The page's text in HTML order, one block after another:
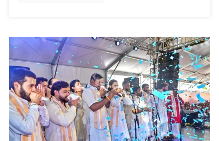
सरदार
पटेल
को
दी
श्रद्धांजलि